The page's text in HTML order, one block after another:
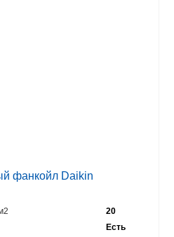
фанкойл Daikin
20
Есть